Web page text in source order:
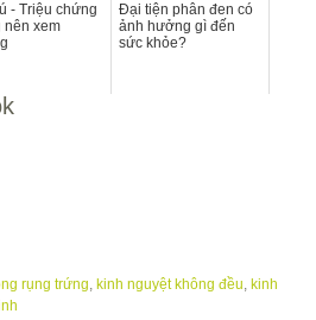
- Triệu chứng
nên xem
Đại tiện phân đen có
ảnh hưởng gì đến
sức khỏe?
rụng trứng, kinh nguyệt không đều, kinh